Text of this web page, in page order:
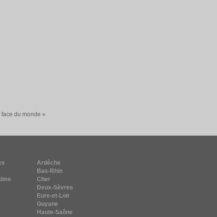
du monde »
Ardèche
Bas-Rhin
Cher
Deux-Sèvres
Eure-et-Loir
Guyane
Haute-Saône